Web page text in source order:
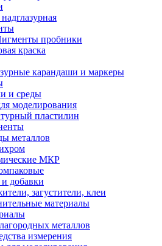
пробники
краска
карандаши и маркеры
и среды
моделирования
пластилин
металлов
МКР
добавки
загустители, клеи
материалы
металлов
измерения